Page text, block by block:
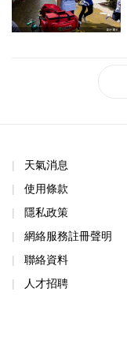
天氣消息
使用條款
隱私政策
網絡服務註冊聲明
聯絡資料
人才招聘